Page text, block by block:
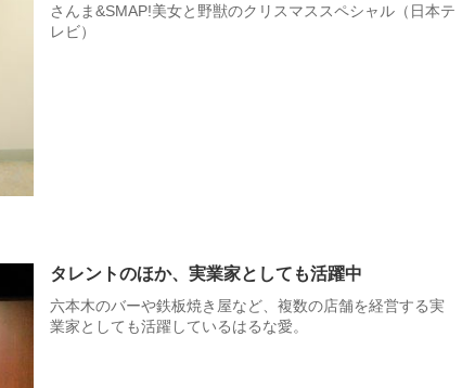
さんま&SMAP!美女と野獣のクリスマススペシャル（日本テ
レビ）
タレントのほか、実業家としても活躍中
六本木のバーや鉄板焼き屋など、複数の店舗を経営する実
業家としても活躍しているはるな愛。